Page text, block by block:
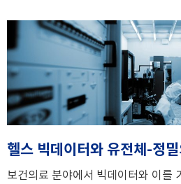
헬스 빅데이터와 유전체-정
보건의료 분야에서 빅데이터와 이를